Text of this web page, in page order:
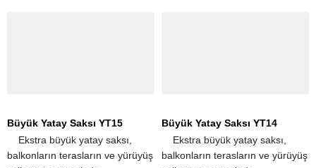
Büyük Yatay Saksı YT15
​ ​ ​ ​ Ekstra büyük yatay saksı,
balkonların terasların ve yürüyüş
Büyük Yatay Saksı YT14
​ ​ ​ ​ Ekstra büyük yatay saksı,
balkonların terasların ve yürüyüş